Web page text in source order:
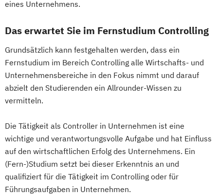
(DE/EN)
Digital Transformation Management -
Gesundheitswesen
Digitale Betriebswirtschaftslehre
Digitale Transformation Diätetik
E-Beratung in der Pädagogik
E-Commerce
Engineering Management (DE/EN)
Entrepreneurship (DE/EN)
Ergotherapie
Ernährungswissenschaften
Erwachsenenbildung
Beratung und Personalentwicklung
eines Unternehmens.
Das erwartet Sie im Fernstudium Controlling
Grundsätzlich kann festgehalten werden, dass ein
Fernstudium im Bereich Controlling alle Wirtschafts- und
Unternehmensbereiche in den Fokus nimmt und darauf
abzielt den Studierenden ein Allrounder-Wissen zu
vermitteln.
Die Tätigkeit als Controller in Unternehmen ist eine
wichtige und verantwortungsvolle Aufgabe und hat Einfluss
auf den wirtschaftlichen Erfolg des Unternehmens. Ein
(Fern-)Studium setzt bei dieser Erkenntnis an und
qualifiziert für die Tätigkeit im Controlling oder für
Führungsaufgaben in Unternehmen.